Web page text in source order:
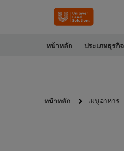
หน้าหลัก ประเภทธุรกิจ
หน้าหลัก เมนูอาหาร